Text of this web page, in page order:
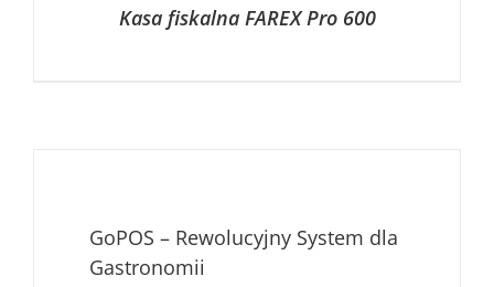
Kasa fiskalna FAREX Pro 600
GoPOS – Rewolucyjny System dla
Gastronomii